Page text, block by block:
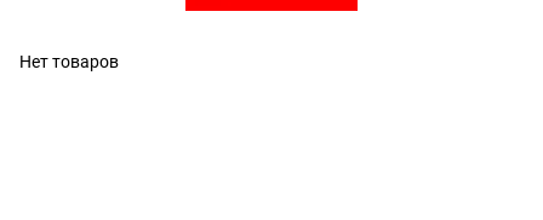
Нет товаров